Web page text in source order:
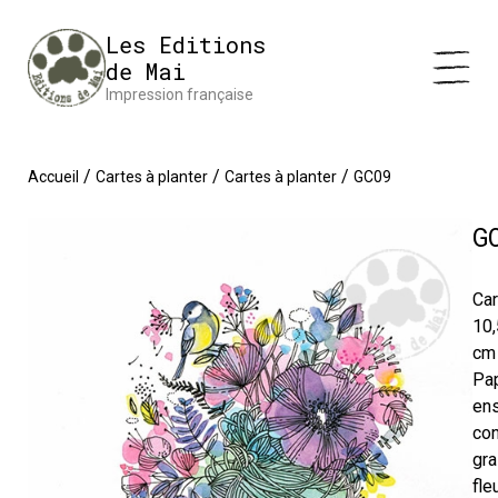
Les Editions
de Mai
Impression française
Accueil / Cartes à planter / Cartes à planter / GC09
Impression en France 🇫🇷 Livraison offerte à partir de 25 €
d'achatsIgnorer